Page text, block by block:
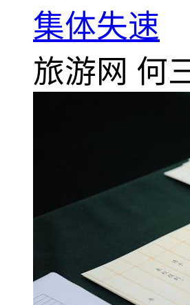
集体失速
旅游网 何